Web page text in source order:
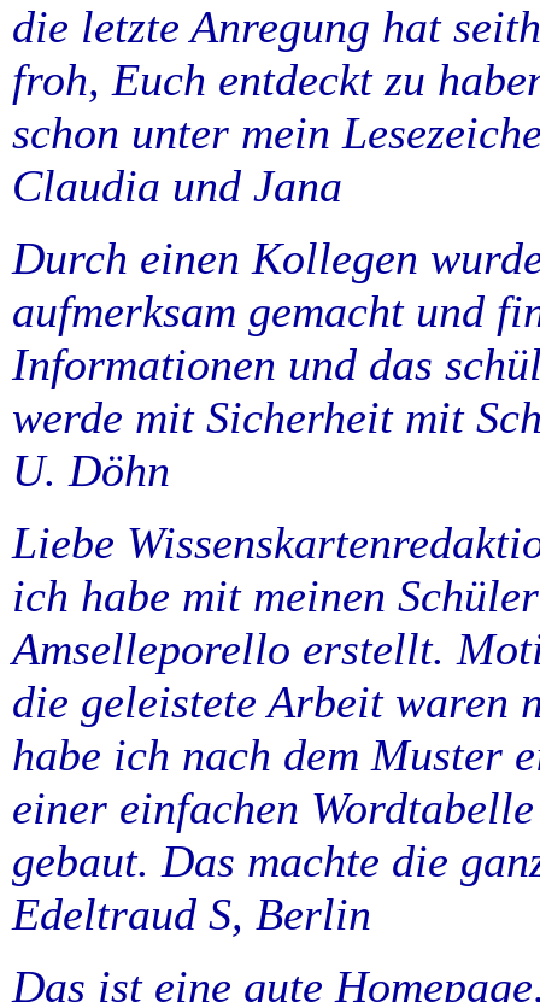
die letzte Anregung hat
froh, Euch entdeckt zu
schon unter mein
Claudia und Jana
Durch einen Kollegen
aufmerksam gemacht und
Informationen und das
werde mit Sicherheit mit
U. Döhn
Liebe
ich habe mit meinen
Amselleporello erstellt.
die geleistete Arbeit waren
habe ich nach dem Muster
einer einfachen
gebaut. Das machte die
Edeltraud S, Berlin
Das ist eine gute